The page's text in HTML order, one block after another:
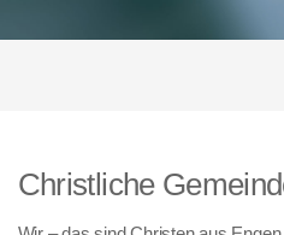
Christliche